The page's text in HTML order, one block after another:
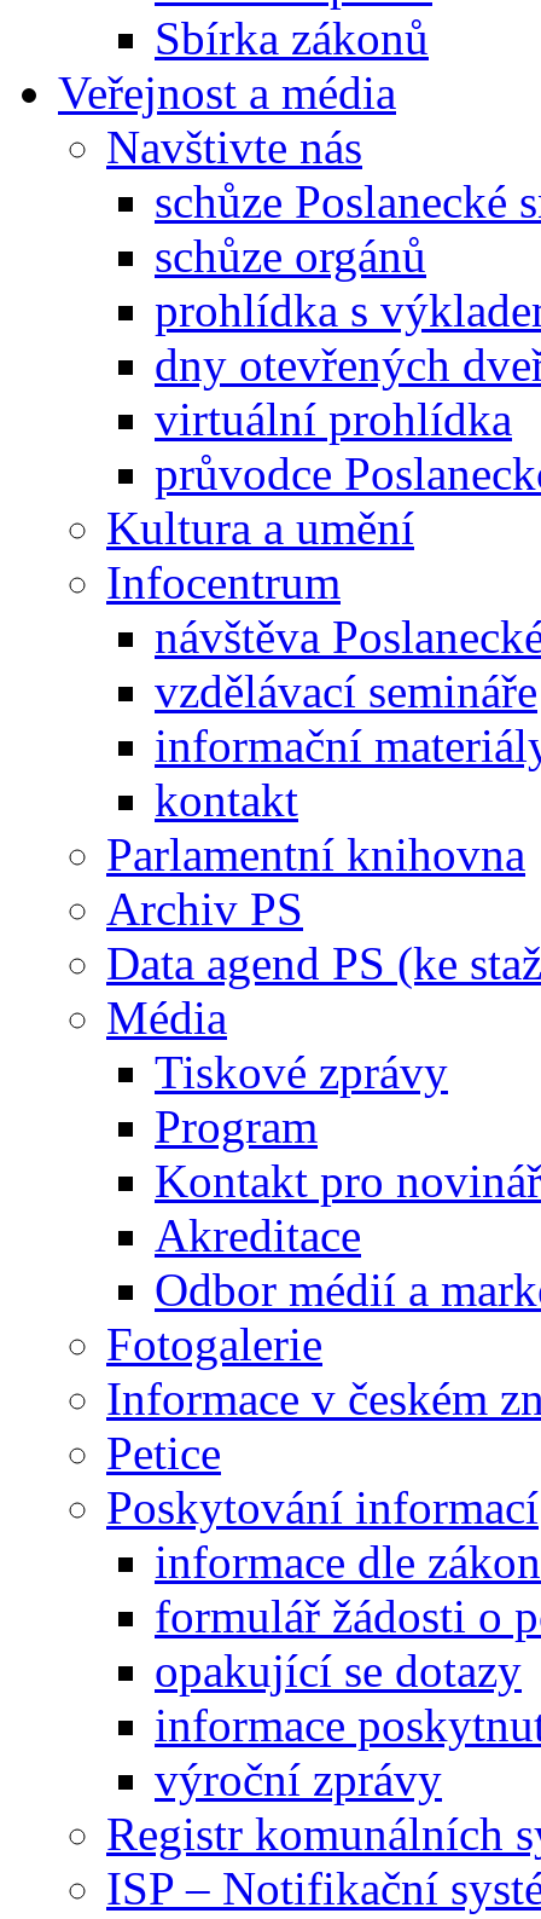
Sbírka zákonů
Veřejnost a média
Navštivte nás
schůze Poslanecké
schůze orgánů
prohlídka s
dny otevřených
virtuální prohlídka
průvodce
Kultura a umění
Infocentrum
návštěva
vzdělávací semináře
informační
kontakt
Parlamentní knihovna
Archiv PS
Data agend PS (ke
Média
Tiskové zprávy
Program
Kontakt pro
Akreditace
Odbor médií a
Fotogalerie
Informace v českém
Petice
Poskytování informací
informace dle
formulář žádosti o
opakující se dotazy
informace
výroční zprávy
Registr komunálních
ISP – Notifikační